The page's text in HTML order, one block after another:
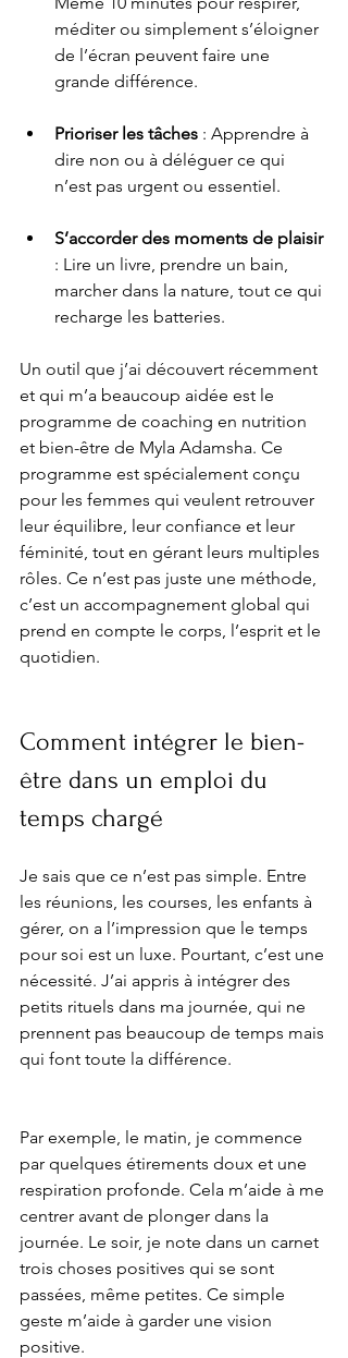
méditer ou simplement s’éloigner
de l’écran peuvent faire une
grande différence.
Prioriser les tâches : Apprendre à
dire non ou à déléguer ce qui
n’est pas urgent ou essentiel.
S’accorder des moments de plaisir
: Lire un livre, prendre un bain,
marcher dans la nature, tout ce qui
recharge les batteries.
Un outil que j’ai découvert récemment
et qui m’a beaucoup aidée est le
programme de coaching en nutrition
et bien-être de Myla Adamsha. Ce
programme est spécialement conçu
pour les femmes qui veulent retrouver
leur équilibre, leur confiance et leur
féminité, tout en gérant leurs multiples
rôles. Ce n’est pas juste une méthode,
c’est un accompagnement global qui
prend en compte le corps, l’esprit et le
quotidien.
Comment intégrer le bien-
être dans un emploi du
temps chargé
Je sais que ce n’est pas simple. Entre
les réunions, les courses, les enfants à
gérer, on a l’impression que le temps
pour soi est un luxe. Pourtant, c’est une
nécessité. J’ai appris à intégrer des
petits rituels dans ma journée, qui ne
prennent pas beaucoup de temps mais
qui font toute la différence.
Par exemple, le matin, je commence
par quelques étirements doux et une
respiration profonde. Cela m’aide à me
centrer avant de plonger dans la
journée. Le soir, je note dans un carnet
trois choses positives qui se sont
passées, même petites. Ce simple
geste m’aide à garder une vision
positive.